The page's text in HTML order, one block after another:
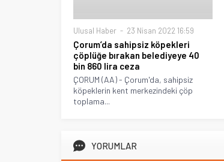
Ulusal Haber 23 Nisan 2022 16:59
Çorum’da sahipsiz köpekleri
çöplüğe bırakan belediyeye 40
bin 860 lira ceza
ÇORUM (AA) - Çorum'da, sahipsiz
köpeklerin kent merkezindeki çöp
toplama...
YORUMLAR